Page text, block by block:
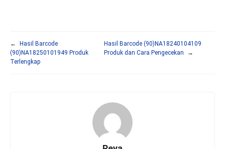
←
Hasil Barcode
(90)NA18250101949 Produk
Terlengkap
Hasil Barcode (90)NA18240104109
Produk dan Cara Pengecekan
→